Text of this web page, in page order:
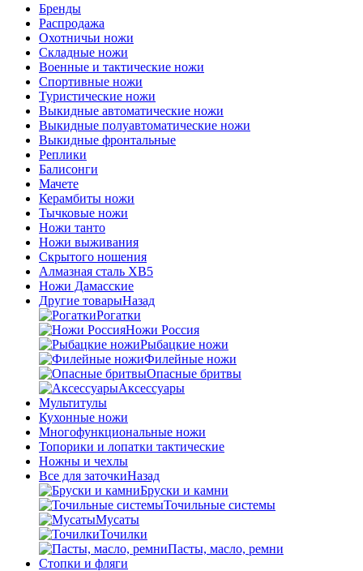
Бренды
Распродажа
Охотничьи ножи
Складные ножи
Военные и тактические ножи
Спортивные ножи
Туристические ножи
Выкидные автоматические ножи
Выкидные полуавтоматические ножи
Выкидные фронтальные
Реплики
Балисонги
Мачете
Керамбиты ножи
Тычковые ножи
Ножи танто
Ножи выживания
Скрытого ношения
Алмазная сталь ХВ5
Ножи Дамасские
Другие товарыНазад
Рогатки
Ножи Россия
Рыбацкие ножи
Филейные ножи
Опасные бритвы
Аксессуары
Мультитулы
Кухонные ножи
Многофункциональные ножи
Топорики и лопатки тактические
Ножны и чехлы
Все для заточкиНазад
Бруски и камни
Точильные системы
Мусаты
Точилки
Пасты, масло, ремни
Стопки и фляги